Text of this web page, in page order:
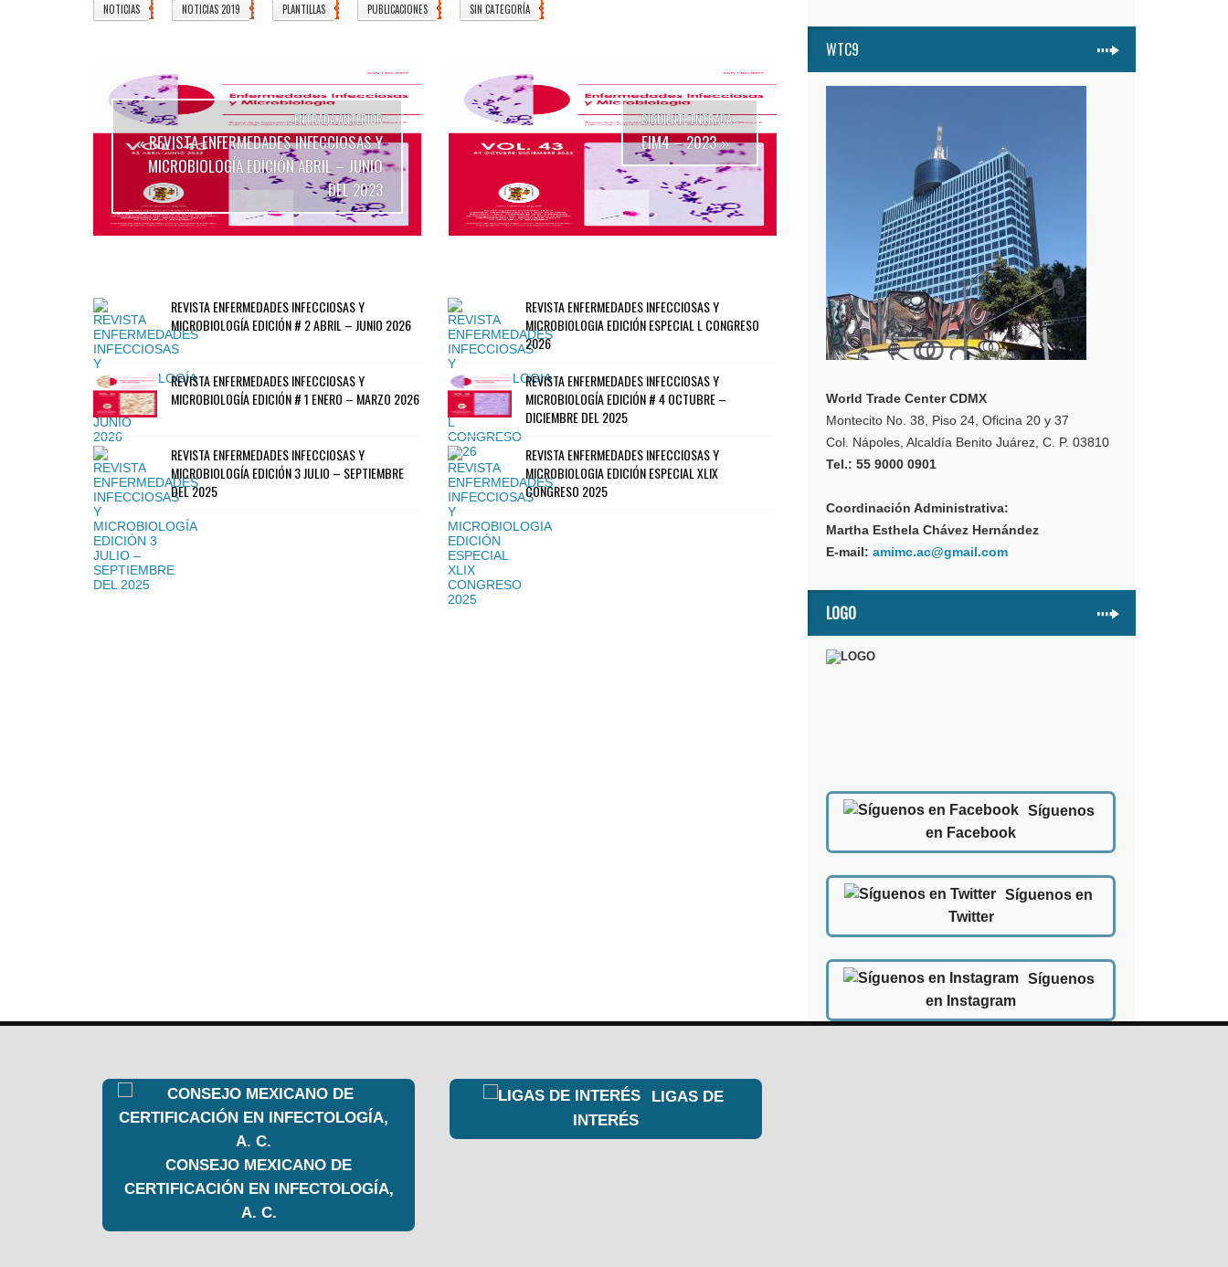
NOTICIAS 37 NOTICIAS 2019 5 PLANTILLAS 1 PUBLICACIONES 66 SIN CATEGORÍA 6
- ENTRADA ANTERIOR
«REVISTA ENFERMEDADES INFECCIOSAS Y
MICROBIOLOGÍA EDICIÓN ABRIL – JUNIO
DEL 2023
SIGUIENTE ENTRADA -
EIM4 – 2023»
REVISTA ENFERMEDADES INFECCIOSAS Y
MICROBIOLOGÍA EDICIÓN # 2 ABRIL – JUNIO 2026
REVISTA ENFERMEDADES INFECCIOSAS Y
MICROBIOLOGIA EDICIÓN ESPECIAL L CONGRESO
2026
REVISTA ENFERMEDADES INFECCIOSAS Y
MICROBIOLOGÍA EDICIÓN # 1 ENERO – MARZO 2026
REVISTA ENFERMEDADES INFECCIOSAS Y
MICROBIOLOGÍA EDICIÓN # 4 OCTUBRE –
DICIEMBRE DEL 2025
REVISTA ENFERMEDADES INFECCIOSAS Y
MICROBIOLOGÍA EDICIÓN 3 JULIO – SEPTIEMBRE
DEL 2025
REVISTA ENFERMEDADES INFECCIOSAS Y
MICROBIOLOGIA EDICIÓN ESPECIAL XLIX
CONGRESO 2025
WTC9
World Trade Center CDMX
Montecito No. 38, Piso 24, Oficina 20 y 37
Col. Nápoles, Alcaldía Benito Juárez, C. P. 03810
Tel.: 55 9000 0901
Coordinación Administrativa:
Martha Esthela Chávez Hernández
E-mail: amimc.ac@gmail.com
LOGO
Síguenos
en Facebook
Síguenos en
Twitter
Síguenos
en Instagram
CONSEJO MEXICANO DE
CERTIFICACIÓN EN INFECTOLOGÍA,
A. C.
LIGAS DE
INTERÉS